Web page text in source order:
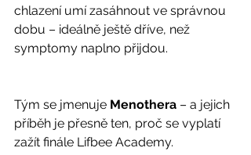
chlazení umí zasáhnout ve správnou
dobu – ideálně ještě dříve, než
symptomy naplno přijdou.
Tým se jmenuje Menothera – a jejich
příběh je přesně ten, proč se vyplatí
zažít finále Lifbee Academy.